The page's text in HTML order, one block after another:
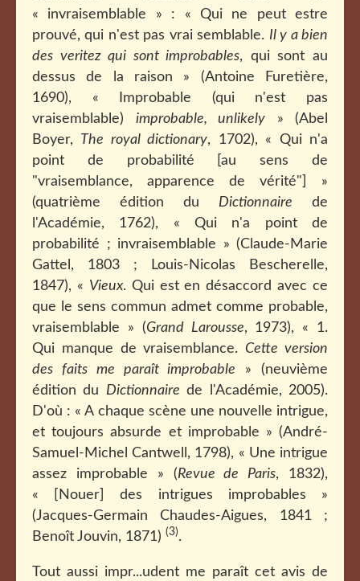
« invraisemblable » : « Qui ne peut estre
prouvé, qui n'est pas vrai semblable. Il y a bien
des veritez qui sont improbables, qui sont au
dessus de la raison » (Antoine Furetière,
1690), « Improbable (qui n'est pas
vraisemblable) improbable, unlikely » (Abel
Boyer, The royal dictionary, 1702), « Qui n'a
point de probabilité [au sens de
"vraisemblance, apparence de vérité"] »
(quatrième édition du Dictionnaire de
l'Académie, 1762), « Qui n'a point de
probabilité ; invraisemblable » (Claude-Marie
Gattel, 1803 ; Louis-Nicolas Bescherelle,
1847), « Vieux. Qui est en désaccord avec ce
que le sens commun admet comme probable,
vraisemblable » (Grand Larousse, 1973), « 1.
Qui manque de vraisemblance. Cette version
des faits me paraît improbable » (neuvième
édition du Dictionnaire de l'Académie, 2005).
D'où : « A chaque scène une nouvelle intrigue,
et toujours absurde et improbable » (André-
Samuel-Michel Cantwell, 1798), « Une intrigue
assez improbable » (Revue de Paris, 1832),
« [Nouer] des intrigues improbables »
(Jacques-Germain Chaudes-Aigues, 1841 ;
Benoît Jouvin, 1871) (3).
Tout aussi impr...udent me paraît cet avis de